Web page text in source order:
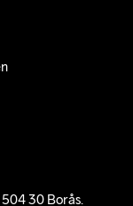
30 Borås.